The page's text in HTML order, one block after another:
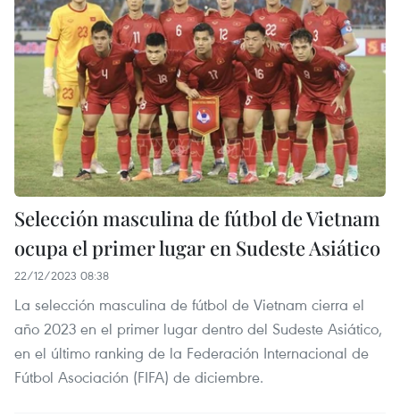
Selección masculina de fútbol de Vietnam
ocupa el primer lugar en Sudeste Asiático
22/12/2023 08:38
La selección masculina de fútbol de Vietnam cierra el
año 2023 en el primer lugar dentro del Sudeste Asiático,
en el último ranking de la Federación Internacional de
Fútbol Asociación (FIFA) de diciembre.